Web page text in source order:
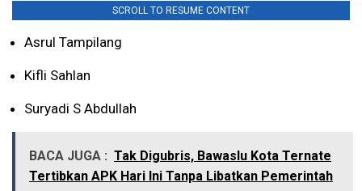
SCROLL TO RESUME CONTENT
Asrul Tampilang
Kifli Sahlan
Suryadi S Abdullah
BACA JUGA : Tak Digubris, Bawaslu Kota Ternate
Tertibkan APK Hari Ini Tanpa Libatkan Pemerintah